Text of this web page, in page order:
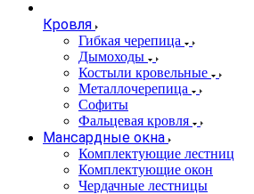
Кровля
Гибкая черепица
Дымоходы
Костыли кровельные
Металлочерепица
Софиты
Фальцевая кровля
Мансардные окна
Комплектующие лестниц
Комплектующие окон
Чердачные лестницы